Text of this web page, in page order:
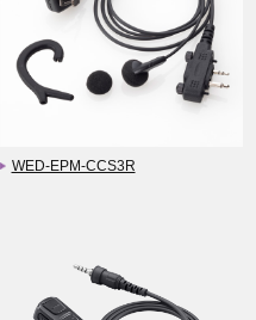
WED-EPM-CCS3R